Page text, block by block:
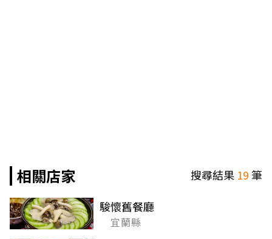
相關店家 搜尋結果 19筆
駿懷舊餐廳
宜蘭縣